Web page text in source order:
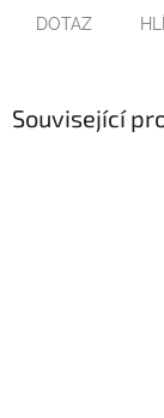
DOTAZ
Související